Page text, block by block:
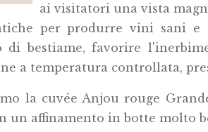
ai visitatori una vista
per produrre vini sani e
di bestiame, favorire
a temperatura controllata,
la cuvée Anjou rouge
un affinamento in botte molto